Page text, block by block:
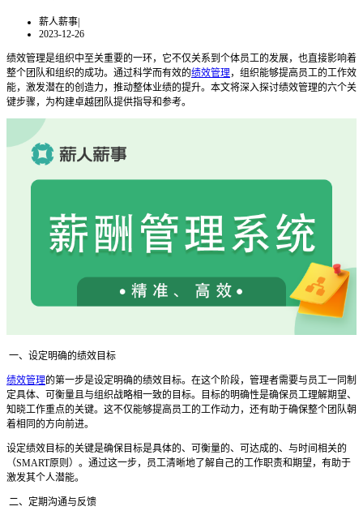
薪人薪事|
2023-12-26
绩效管理是组织中至关重要的一环，它不仅关系到个体员工的发展，也直接影响着
整个团队和组织的成功。通过科学而有效的绩效管理，组织能够提高员工的工作效
能，激发潜在的创造力，推动整体业绩的提升。本文将深入探讨绩效管理的六个关
键步骤，为构建卓越团队提供指导和参考。
一、设定明确的绩效目标
绩效管理的第一步是设定明确的绩效目标。在这个阶段，管理者需要与员工一同制
定具体、可衡量且与组织战略相一致的目标。目标的明确性是确保员工理解期望、
知晓工作重点的关键。这不仅能够提高员工的工作动力，还有助于确保整个团队朝
着相同的方向前进。
设定绩效目标的关键是确保目标是具体的、可衡量的、可达成的、与时间相关的
（SMART原则）。通过这一步，员工清晰地了解自己的工作职责和期望，有助于
激发其个人潜能。
二、定期沟通与反馈